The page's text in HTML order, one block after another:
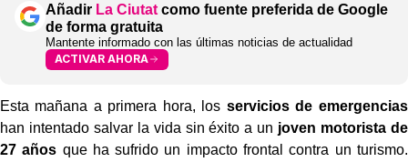
Añadir La Ciutat como fuente preferida de Google
de forma gratuita
Mantente informado con las últimas noticias de actualidad
ACTIVAR AHORA
Esta mañana a primera hora, los servicios de emergencias
han intentado salvar la vida sin éxito a un joven motorista de
27 años que ha sufrido un impacto frontal contra un turismo.